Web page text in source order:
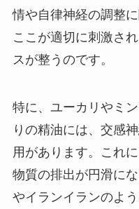
情や自律神経の調整
ここが適切に刺激さ
スが整うのです。
特に、ユーカリやミ
りの精油には、交感
用があります。これ
物質の排出が円滑に
やイランイランのよ